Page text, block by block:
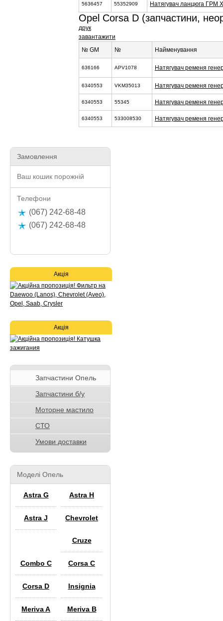
5636457 55352909 Натягувач ланцюга ГРМ
Opel Corsa D (запчастини,
друк
завантажити
№ GM
№ Найменування
636166 APV1078 Натягувач ременя
6340553 VKM35013 Натягувач ременя
6340553 55345 Натягувач ременя
6340553 533008530 Натягувач ременя
Замовлення
Ваш кошик порожній
Телефони
(067) 242-68-48
(067) 242-68-48
Акція
Акція
Запчастини Опель
Запчастини б/у
Моторне мастило
СТО
Умови доставки
Моделі Опель
Astra G Astra H
Astra J Chevrolet
Cruze
Combo C Corsa C
Corsa D Insignia
Meriva A Meriva B